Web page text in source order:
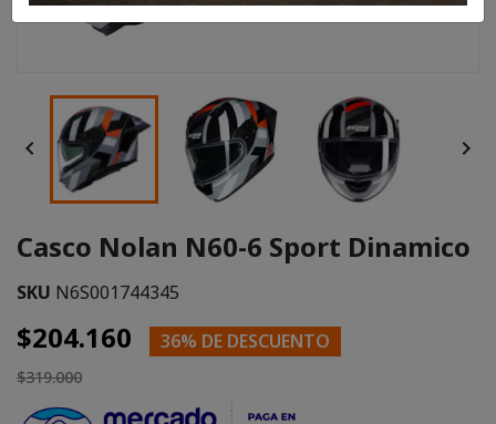
 
Casco Nolan N60-6 Sport Dinamico
SKU N6S001744345
$204.160 36% DE DESCUENTO
$319.000